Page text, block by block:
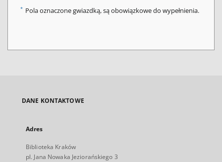
* Pola oznaczone gwiazdką, są obowiązkowe do wypełnienia.
DANE KONTAKTOWE
Adres
Biblioteka Kraków
pl. Jana Nowaka Jeziorańskiego 3